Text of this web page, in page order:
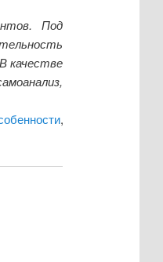
Под
качестве
,